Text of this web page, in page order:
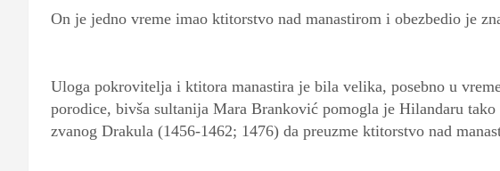
On je jedno vreme imao ktitorstvo nad manastirom i obezbedio je
Uloga pokrovitelja i ktitora manastira je bila velika, posebno u
porodice, bivša sultanija Mara Branković pomogla je Hilandaru
zvanog Drakula (1456-1462; 1476) da preuzme ktitorstvo nad